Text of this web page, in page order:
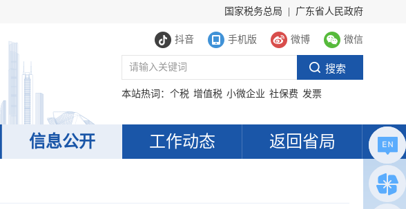
国家税务总局 广东省人民政府
抖音 手机版 微博 微信
本站热词： 个税 增值税 小微企业 社保费 发票
信息公开 工作动态 返回省局